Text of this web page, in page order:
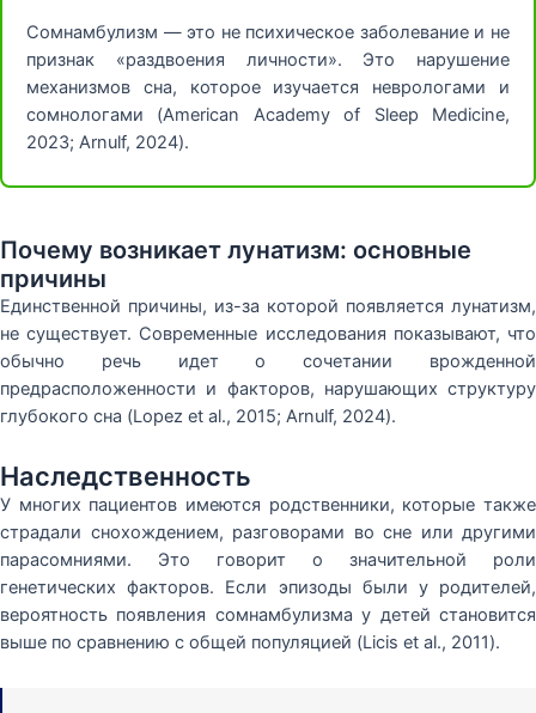
Сомнамбулизм — это не психическое заболевание и не
признак «раздвоения личности». Это нарушение
механизмов сна, которое изучается неврологами и
сомнологами (American Academy of Sleep Medicine,
2023; Arnulf, 2024).
Почему возникает лунатизм: основные
причины
Единственной причины, из-за которой появляется лунатизм,
не существует. Современные исследования показывают, что
обычно речь идет о сочетании врожденной
предрасположенности и факторов, нарушающих структуру
глубокого сна (Lopez et al., 2015; Arnulf, 2024).
Наследственность
У многих пациентов имеются родственники, которые также
страдали снохождением, разговорами во сне или другими
парасомниями. Это говорит о значительной роли
генетических факторов. Если эпизоды были у родителей,
вероятность появления сомнамбулизма у детей становится
выше по сравнению с общей популяцией (Licis et al., 2011).